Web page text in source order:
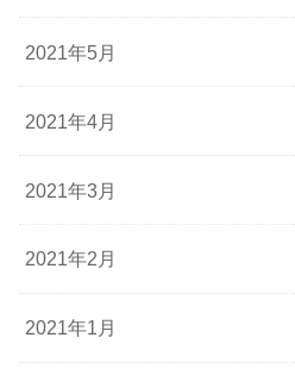
2021年5月
2021年4月
2021年3月
2021年2月
2021年1月